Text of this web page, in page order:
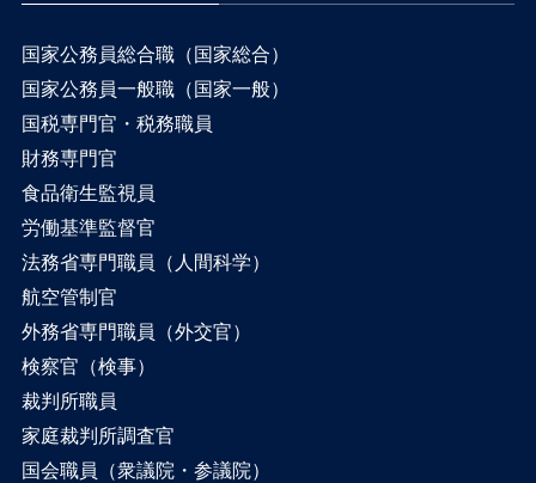
国家公務員総合職（国家総合）
国家公務員一般職（国家一般）
国税専門官・税務職員
財務専門官
食品衛生監視員
労働基準監督官
法務省専門職員（人間科学）
航空管制官
外務省専門職員（外交官）
検察官（検事）
裁判所職員
家庭裁判所調査官
国会職員（衆議院・参議院）